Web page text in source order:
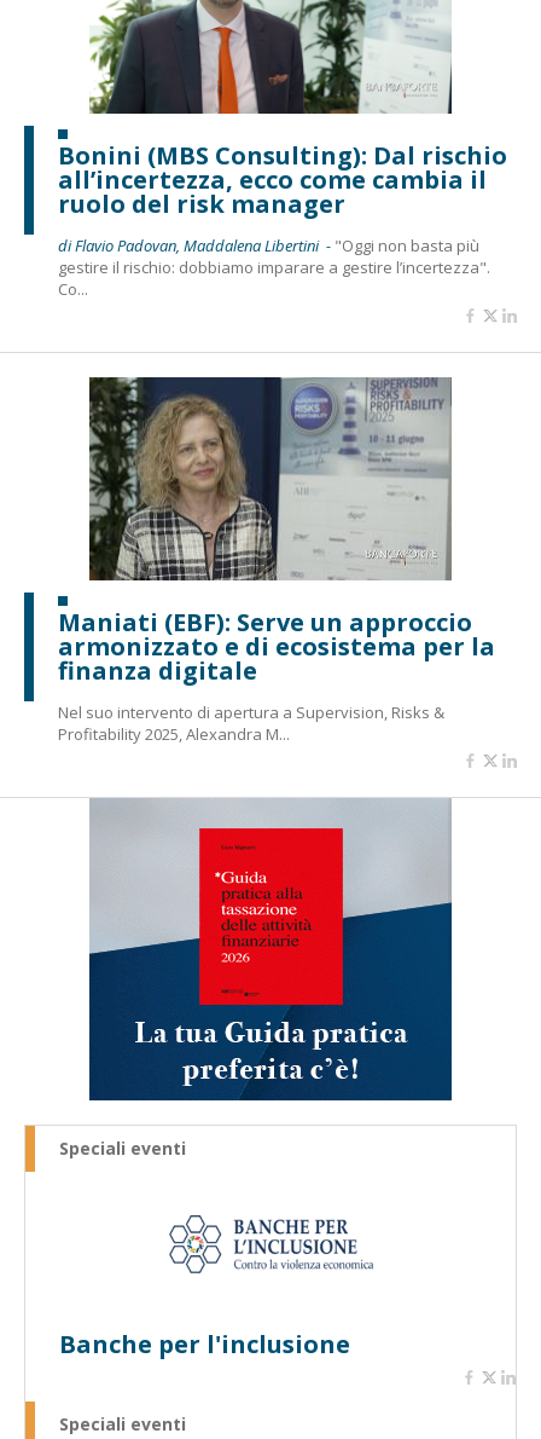
Bonini (MBS Consulting): Dal rischio
all’incertezza, ecco come cambia il
ruolo del risk manager
di Flavio Padovan, Maddalena Libertini - "Oggi non basta più
gestire il rischio: dobbiamo imparare a gestire l’incertezza".
Co...
Maniati (EBF): Serve un approccio
armonizzato e di ecosistema per la
finanza digitale
Nel suo intervento di apertura a Supervision, Risks &
Profitability 2025, Alexandra M...
Speciali eventi
Banche per l'inclusione
Speciali eventi